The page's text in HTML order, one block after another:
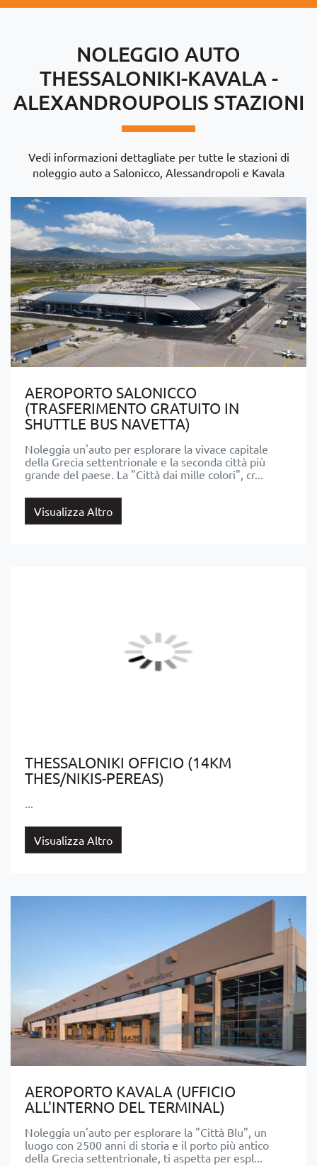
NOLEGGIO AUTO
THESSALONIKI-KAVALA -
ALEXANDROUPOLIS STAZIONI
Vedi informazioni dettagliate per tutte le stazioni di
noleggio auto a Salonicco, Alessandropoli e Kavala
AEROPORTO SALONICCO
(TRASFERIMENTO GRATUITO IN
SHUTTLE BUS NAVETTA)
Noleggia un'auto per esplorare la vivace capitale
della Grecia settentrionale e la seconda città più
grande del paese. La "Città dai mille colori", cr...
Visualizza Altro
THESSALONIKI OFFICIO (14KM
THES/NIKIS-PEREAS)
...
Visualizza Altro
AEROPORTO KAVALA (UFFICIO
ALL'INTERNO DEL TERMINAL)
Noleggia un'auto per esplorare la "Città Blu", un
luogo con 2500 anni di storia e il porto più antico
della Grecia settentrionale, ti aspetta per espl...